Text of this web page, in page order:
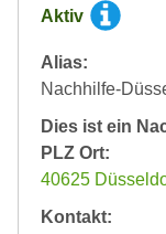
Aktiv
Alias:
Nachhilfe-
Dies ist ein
PLZ Ort:
40625
Kontakt: